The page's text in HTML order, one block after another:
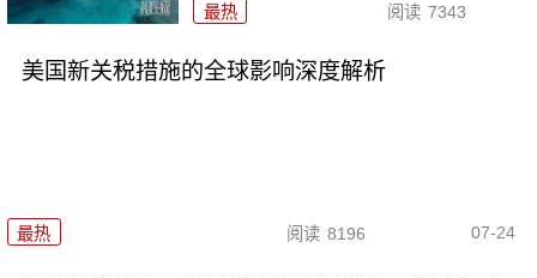
最热 阅读 7343
美国新关税措施的全球影响深度解析
最热 阅读 8196 07-24